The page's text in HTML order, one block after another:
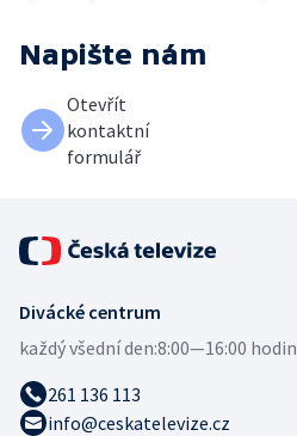
Napište nám
Otevřít
kontaktní
formulář
Divácké centrum
každý všední den:8:00—16:00 hodin
261 136 113
info@ceskatelevize.cz